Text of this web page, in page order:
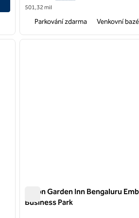
501,32 mil
Parkování zdarma Venkovní
další obrázek
1 z 12
Hilton Garden Inn Bengaluru
Business Park